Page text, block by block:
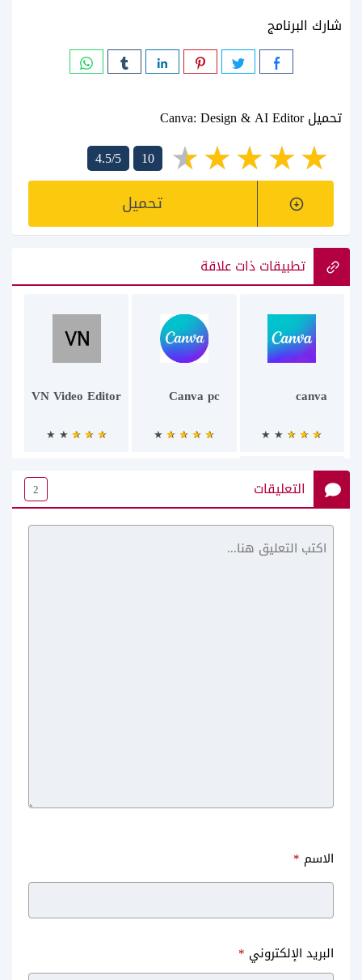
شارك البرنامج
تحميل Canva: Design & AI Editor
4.5/5
10
تحميل
تطبيقات ذات علاقة
canva
Canva pc
VN Video Editor
برنامج خطوط
التعليقات 2
الاسم *
البريد الإلكتروني *